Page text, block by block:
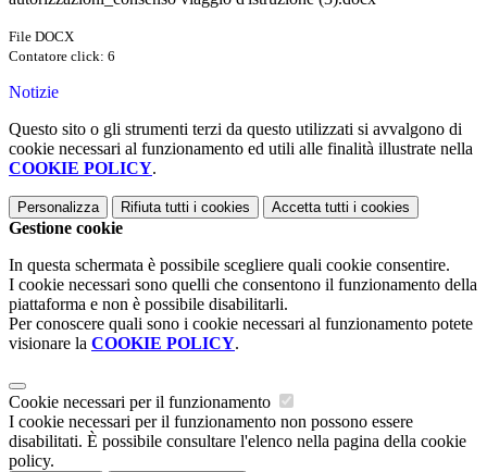
File DOCX
Contatore click: 6
Notizie
Questo sito o gli strumenti terzi da questo utilizzati si avvalgono di
cookie necessari al funzionamento ed utili alle finalità illustrate nella
COOKIE POLICY.
Personalizza Rifiuta tutti i cookies Accetta tutti i cookies
Gestione cookie
In questa schermata è possibile scegliere quali cookie consentire.
I cookie necessari sono quelli che consentono il funzionamento della
piattaforma e non è possibile disabilitarli.
Per conoscere quali sono i cookie necessari al funzionamento potete
visionare la COOKIE POLICY.
Cookie necessari per il funzionamento
I cookie necessari per il funzionamento non possono essere
disabilitati. È possibile consultare l'elenco nella pagina della cookie
policy.